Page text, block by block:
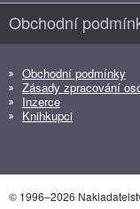
Obchodní
Obchodní podmínky
Zásady zpracování
Inzerce
Knihkupci
© 1996–2026